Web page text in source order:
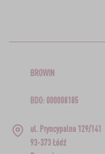
BROWIN
BDO: 000008185
ul. Pryncypalna 129/141
93-373 Łódź